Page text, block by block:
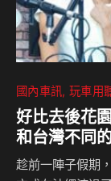
國內車訊 玩車用
好比去後花
和台灣不同
趁前一陣子假期